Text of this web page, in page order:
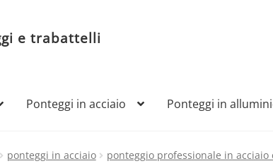
e trabattelli
Ponteggi in acciaio Ponteggi in
ponteggi in acciaio ponteggio professionale in acciaio